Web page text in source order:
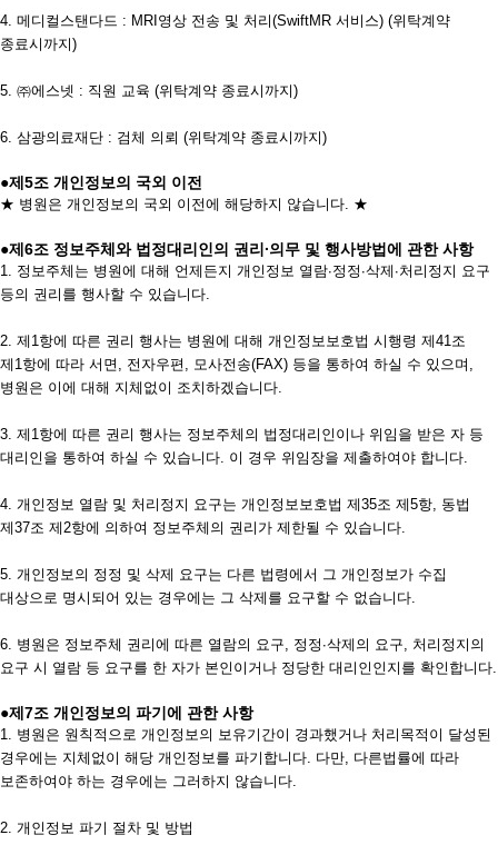
4. 메디컬스탠다드 : MRI영상 전송 및 처리(SwiftMR 서비스) (위탁계약
종료시까지)
5. ㈜에스넷 : 직원 교육 (위탁계약 종료시까지)
6. 삼광의료재단 : 검체 의뢰 (위탁계약 종료시까지)
●제5조 개인정보의 국외 이전
★ 병원은 개인정보의 국외 이전에 해당하지 않습니다. ★
●제6조 정보주체와 법정대리인의 권리∙의무 및 행사방법에 관한 사항
1. 정보주체는 병원에 대해 언제든지 개인정보 열람∙정정∙삭제∙처리정지 요구
등의 권리를 행사할 수 있습니다.
2. 제1항에 따른 권리 행사는 병원에 대해 개인정보보호법 시행령 제41조
제1항에 따라 서면, 전자우편, 모사전송(FAX) 등을 통하여 하실 수 있으며,
병원은 이에 대해 지체없이 조치하겠습니다.
3. 제1항에 따른 권리 행사는 정보주체의 법정대리인이나 위임을 받은 자 등
대리인을 통하여 하실 수 있습니다. 이 경우 위임장을 제출하여야 합니다.
4. 개인정보 열람 및 처리정지 요구는 개인정보보호법 제35조 제5항, 동법
제37조 제2항에 의하여 정보주체의 권리가 제한될 수 있습니다.
5. 개인정보의 정정 및 삭제 요구는 다른 법령에서 그 개인정보가 수집
대상으로 명시되어 있는 경우에는 그 삭제를 요구할 수 없습니다.
6. 병원은 정보주체 권리에 따른 열람의 요구, 정정∙삭제의 요구, 처리정지의
요구 시 열람 등 요구를 한 자가 본인이거나 정당한 대리인인지를 확인합니다.
●제7조 개인정보의 파기에 관한 사항
1. 병원은 원칙적으로 개인정보의 보유기간이 경과했거나 처리목적이 달성된
경우에는 지체없이 해당 개인정보를 파기합니다. 다만, 다른법률에 따라
보존하여야 하는 경우에는 그러하지 않습니다.
2. 개인정보 파기 절차 및 방법